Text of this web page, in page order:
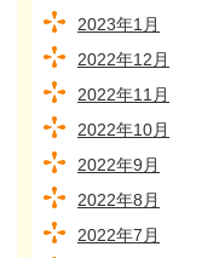
2023年1月
2022年12月
2022年11月
2022年10月
2022年9月
2022年8月
2022年7月